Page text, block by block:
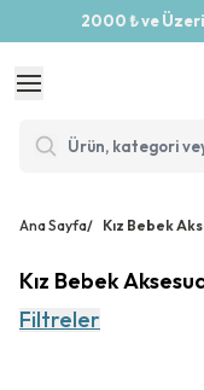
2000 ₺ ve
Ana Sayfa/ Kız Bebek
Kız Bebek
Filtreler